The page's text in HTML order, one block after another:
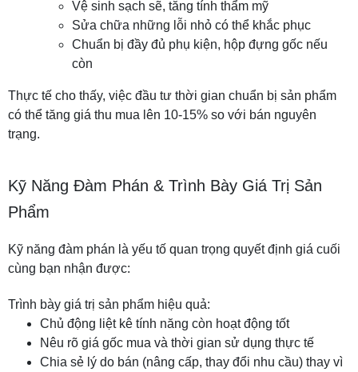
Vệ sinh sạch sẽ, tăng tính thẩm mỹ
Sửa chữa những lỗi nhỏ có thể khắc phục
Chuẩn bị đầy đủ phụ kiện, hộp đựng gốc nếu
còn
Thực tế cho thấy, việc đầu tư thời gian chuẩn bị sản phẩm
có thể tăng giá thu mua lên 10-15% so với bán nguyên
trạng.
Kỹ Năng Đàm Phán & Trình Bày Giá Trị Sản
Phẩm
Kỹ năng đàm phán là yếu tố quan trọng quyết định giá cuối
cùng bạn nhận được:
Trình bày giá trị sản phẩm hiệu quả:
Chủ động liệt kê tính năng còn hoạt động tốt
Nêu rõ giá gốc mua và thời gian sử dụng thực tế
Chia sẻ lý do bán (nâng cấp, thay đổi nhu cầu) thay vì